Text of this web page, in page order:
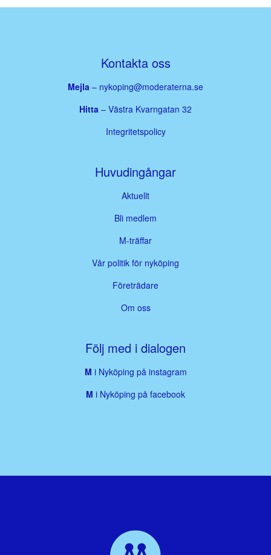
Kontakta oss
Mejla – nykoping@moderaterna.se
Hitta – Västra Kvarngatan 32
Integritetspolicy
Huvudingångar
Aktuellt
Bli medlem
M-träffar
Vår politik för nyköping
Företrädare
Om oss
Följ med i dialogen
M i Nyköping på instagram
M i Nyköping på facebook